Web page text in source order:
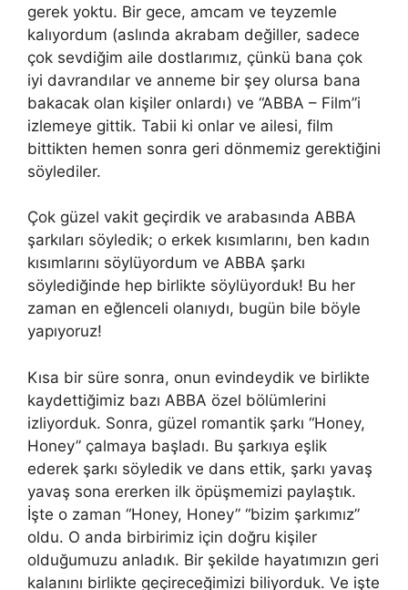
gerek yoktu. Bir gece, amcam ve teyzemle
kalıyordum (aslında akrabam değiller, sadece
çok sevdiğim aile dostlarımız, çünkü bana çok
iyi davrandılar ve anneme bir şey olursa bana
bakacak olan kişiler onlardı) ve “ABBA – Film”i
izlemeye gittik. Tabii ki onlar ve ailesi, film
bittikten hemen sonra geri dönmemiz gerektiğini
söylediler.
Çok güzel vakit geçirdik ve arabasında ABBA
şarkıları söyledik; o erkek kısımlarını, ben kadın
kısımlarını söylüyordum ve ABBA şarkı
söylediğinde hep birlikte söylüyorduk! Bu her
zaman en eğlenceli olanıydı, bugün bile böyle
yapıyoruz!
Kısa bir süre sonra, onun evindeydik ve birlikte
kaydettiğimiz bazı ABBA özel bölümlerini
izliyorduk. Sonra, güzel romantik şarkı “Honey,
Honey” çalmaya başladı. Bu şarkıya eşlik
ederek şarkı söyledik ve dans ettik, şarkı yavaş
yavaş sona ererken ilk öpüşmemizi paylaştık.
İşte o zaman “Honey, Honey” “bizim şarkımız”
oldu. O anda birbirimiz için doğru kişiler
olduğumuzu anladık. Bir şekilde hayatımızın geri
kalanını birlikte geçireceğimizi biliyorduk. Ve işte